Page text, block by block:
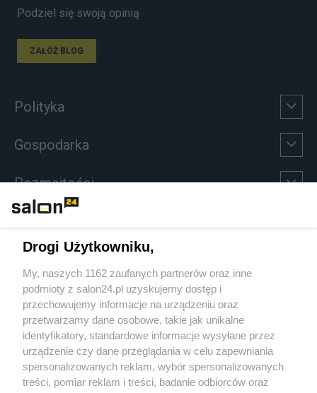
Podziel się swoją opinią
ZAŁÓŻ BLOG
Polityka
Gospodarka
Rozmaitości
Sport
Społeczeństwo
Kultura
Drogi Użytkowniku,
My, naszych 1162 zaufanych partnerów oraz inne
podmioty z salon24.pl uzyskujemy dostęp i
przechowujemy informacje na urządzeniu oraz
przetwarzamy dane osobowe, takie jak unikalne
identyfikatory, standardowe informacje wysyłane przez
urządzenie czy dane przeglądania w celu zapewniania
spersonalizowanych reklam, wybór spersonalizowanych
treści, pomiar reklam i treści, badanie odbiorców oraz